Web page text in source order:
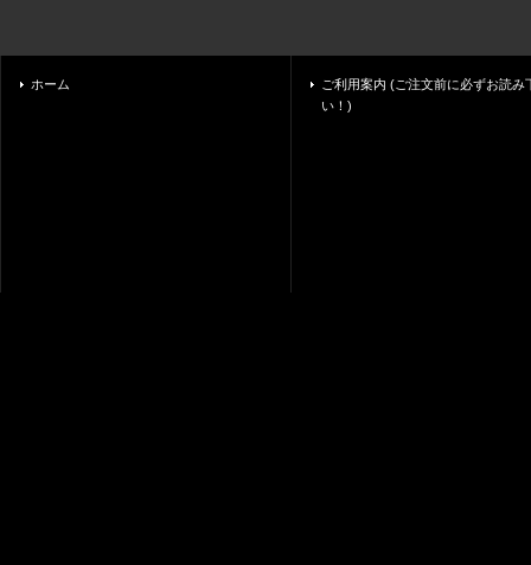
ホーム
ご利用案内 (ご注文前に必ずお読み
い！)